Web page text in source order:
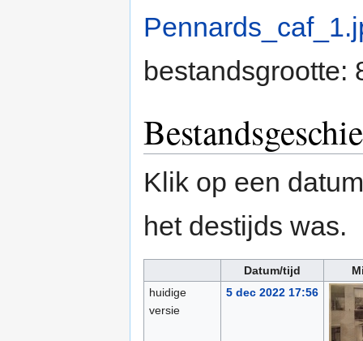
bestandsgrootte:
Klik op een
het destijds was.
Datum/tijd
huidige
versie
5 dec 2022 17:56